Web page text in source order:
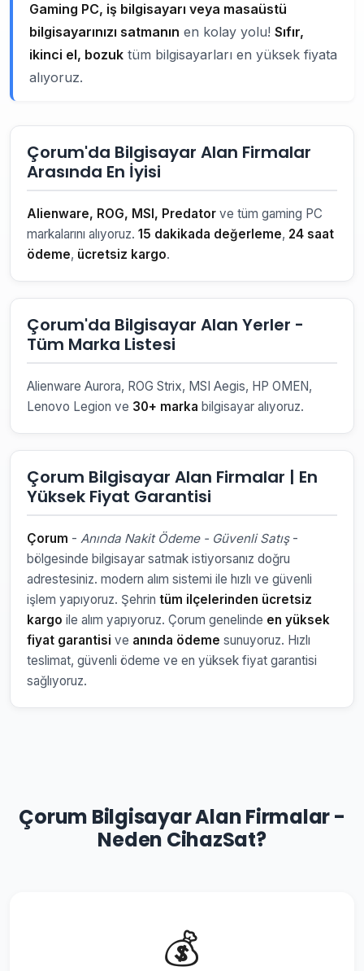
Gaming PC, iş bilgisayarı veya masaüstü
bilgisayarınızı satmanın en kolay yolu! Sıfır,
ikinci el, bozuk tüm bilgisayarları en yüksek fiyata
alıyoruz.
Çorum'da Bilgisayar Alan Firmalar
Arasında En İyisi
Alienware, ROG, MSI, Predator ve tüm gaming PC
markalarını alıyoruz. 15 dakikada değerleme, 24 saat
ödeme, ücretsiz kargo.
Çorum'da Bilgisayar Alan Yerler -
Tüm Marka Listesi
Alienware Aurora, ROG Strix, MSI Aegis, HP OMEN,
Lenovo Legion ve 30+ marka bilgisayar alıyoruz.
Çorum Bilgisayar Alan Firmalar | En
Yüksek Fiyat Garantisi
Çorum - Anında Nakit Ödeme - Güvenli Satış-
bölgesinde bilgisayar satmak istiyorsanız doğru
adrestesiniz. modern alım sistemi ile hızlı ve güvenli
işlem yapıyoruz. Şehrin tüm ilçelerinden ücretsiz
kargo ile alım yapıyoruz. Çorum genelinde en yüksek
fiyat garantisi ve anında ödeme sunuyoruz. Hızlı
teslimat, güvenli ödeme ve en yüksek fiyat garantisi
sağlıyoruz.
Çorum Bilgisayar Alan Firmalar -
Neden CihazSat?
💰